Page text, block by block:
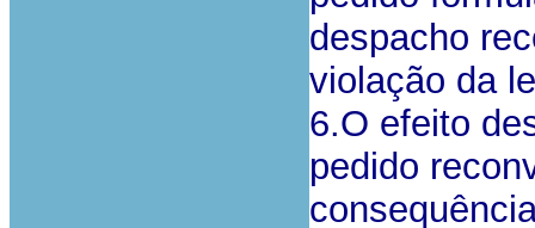
despacho
violação da
6.O efeito
pedido